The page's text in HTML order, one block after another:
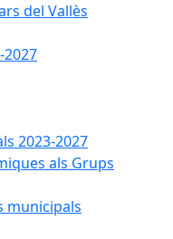
del Vallès
2023-2027
als Grups
municipals